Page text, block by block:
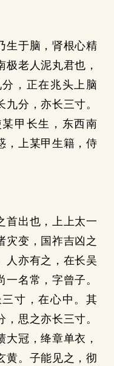
生于脑，肾根心精
极老人泥丸君也，
，正在兆头上脑
分，亦长三寸。
甲长生，东西南
，上某甲生籍，侍
首出也，上上太一
灾变，国祚吉凶之
人亦有之，在长吴
名常，字曾子。
寸，在心中。其
思之亦长三寸。
冠，绛章单衣，
黄。子能见之，彻